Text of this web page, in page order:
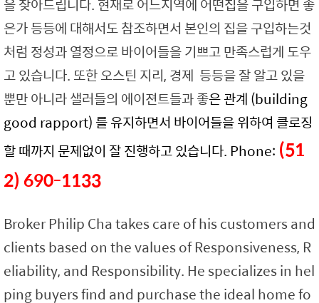
을 찾아드립니다. 현재로 어느지역에 어떤집을 구입하면 좋
은가 등등에 대해서도 참조하면서 본인의 집을 구입하는것
처럼 정성과 열정으로 바이어들을 기쁘고 만족스럽게 도우
고 있습니다. 또한 오스틴 지리, 경제 등등을 잘 알고 있을
뿐만 아니라 샐러들의 에이젼트들과 좋은 관계 (building
good rapport) 를 유지하면서 바이어들을 위하여 클로징
할 때까지 문제없이 잘 진행하고 있습니다. Phone: (51
2) 690-1133
Broker Philip Cha takes care of his customers and
clients based on the values of Responsiveness, R
eliability, and Responsibility. He specializes in hel
ping buyers find and purchase the ideal home fo